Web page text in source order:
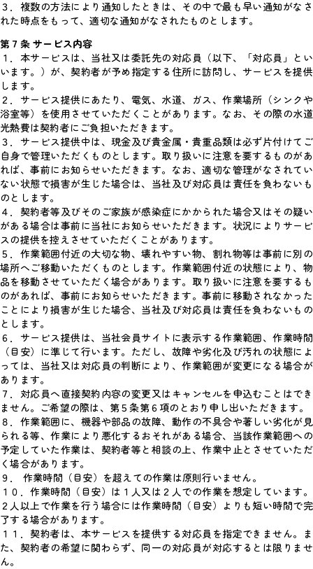
３．複数の方法により通知したときは、その中で最も早い通知がなさ
れた時点をもって、適切な通知がなされたものとします。
第７条 サービス内容
１．本サービスは、当社又は委託先の対応員（以下、「対応員」とい
います。）が、契約者が予め指定する住所に訪問し、サービスを提供
します。
２．サービス提供にあたり、電気、水道、ガス、作業場所（シンクや
浴室等）を使用させていただくことがあります。なお、その際の水道
光熱費は契約者にご負担いただきます。
３．サービス提供中は、現金及び貴金属・貴重品類は必ず片付けてご
自身で管理いただくものとします。取り扱いに注意を要するものがあ
れば、事前にお知らせいただきます。なお、適切な管理がなされてい
ない状態で損害が生じた場合は、当社及び対応員は責任を負わないも
のとします。
４．契約者等及びそのご家族が感染症にかかられた場合又はその疑い
がある場合は事前に当社にお知らせいただきます。状況によりサービ
スの提供を控えさせていただくことがあります。
５．作業範囲付近の大切な物、壊れやすい物、割れ物等は事前に別の
場所へご移動いただくものとします。作業範囲付近の状態により、物
品を移動させていただく場合があります。取り扱いに注意を要するも
のがあれば、事前にお知らせいただきます。事前に移動されなかった
ことにより損害が生じた場合、当社及び対応員は責任を負わないもの
とします。
６．サービス提供は、当社会員サイトに表示する作業範囲、作業時間
（目安）に準じて行います。ただし、故障や劣化及び汚れの状態によ
っては、当社又は対応員の判断により、作業範囲が変更になる場合が
あります。
７．対応員へ直接契約内容の変更又はキャンセルを申込むことはでき
ません。ご希望の際は、第５条第６項のとおり申し出いただきます。
８．作業範囲に、機器や部品の故障、動作の不具合や著しい劣化が見
られる等、作業により悪化するおそれがある場合、当該作業範囲への
予定していた作業は、契約者等と相談の上、作業中止とさせていただ
く場合があります。
９． 作業時間（目安）を超えての作業は原則行いません。
１０．作業時間（目安）は１人又は２人での作業を想定しています。
２人以上で作業を行う場合には作業時間（目安）よりも短い時間で完
了する場合があります。
１１．契約者は、本サービスを提供する対応員を指定できません。ま
た、契約者の希望に関わらず、同一の対応員が対応するとは限りませ
ん。